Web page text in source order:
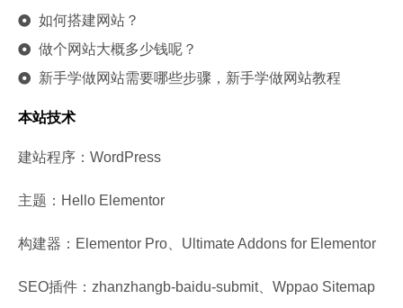
如何搭建网站？
做个网站大概多少钱呢？
新手学做网站需要哪些步骤，新手学做网站教程
本站技术
建站程序：WordPress
主题：Hello Elementor
构建器：Elementor Pro、Ultimate Addons for Elementor
SEO插件：zhanzhangb-baidu-submit、Wppao Sitemap